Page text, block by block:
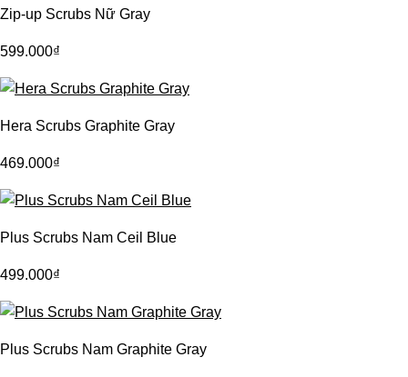
Zip-up Scrubs Nữ Gray
599.000₫
Hera Scrubs Graphite Gray
469.000₫
Plus Scrubs Nam Ceil Blue
499.000₫
Plus Scrubs Nam Graphite Gray